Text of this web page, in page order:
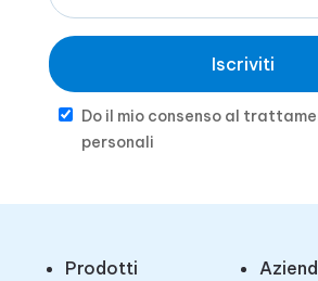
Iscriviti
Do il mio consenso al
personali
Prodotti